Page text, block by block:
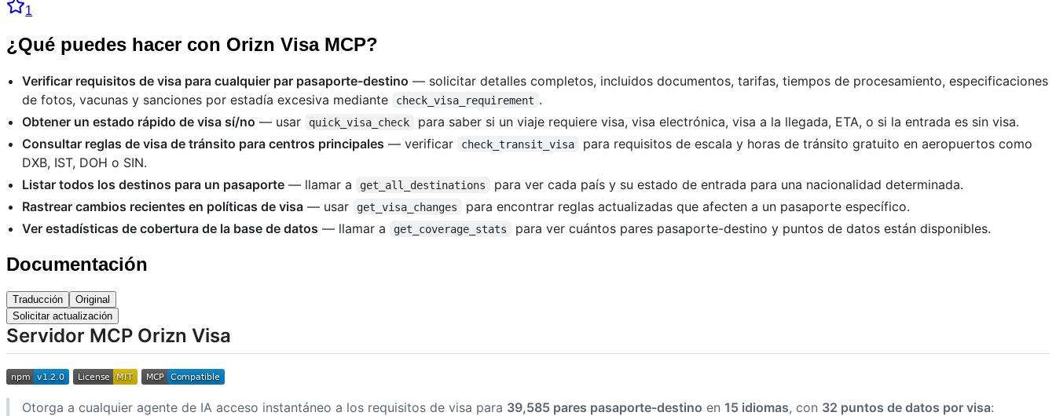
1
¿Qué puedes hacer con Orizn Visa MCP?
Verificar requisitos de visa para cualquier par pasaporte-destino — solicitar detalles completos, incluidos documentos, tarifas, tiempos de procesamiento, especificaciones
de fotos, vacunas y sanciones por estadía excesiva mediante
check_visa_requirement .
Obtener un estado rápido de visa sí/no — usar quick_visa_check
para saber si un viaje requiere visa, visa electrónica, visa a la llegada, ETA, o si la entrada es sin visa.
Consultar reglas de visa de tránsito para centros principales — verificar check_transit_visa
para requisitos de escala y horas de tránsito gratuito en aeropuertos como
DXB, IST, DOH o SIN.
Listar todos los destinos para un pasaporte — llamar a get_all_destinations
para ver cada país y su estado de entrada para una nacionalidad determinada.
Rastrear cambios recientes en políticas de visa — usar get_visa_changes
para encontrar reglas actualizadas que afecten a un pasaporte específico.
Ver estadísticas de cobertura de la base de datos — llamar a get_coverage_stats para ver cuántos pares pasaporte-destino y puntos de datos están disponibles.
Documentación
Traducción
Original
Solicitar actualización
Servidor MCP Orizn Visa
Otorga a cualquier agente de IA acceso instantáneo a los requisitos de visa para 39,585 pares pasaporte-destino en 15 idiomas, con 32 puntos de datos por visa: